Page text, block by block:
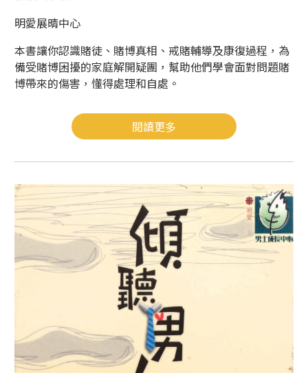
明愛展晴中心
本書讓你認識賭徒、賭博真相、戒賭輔導及康復過程，為
備受賭博困擾的家庭解開疑團，幫助他們學會面對問題賭
博帶來的傷害，懂得處理和自處。
閱讀更多